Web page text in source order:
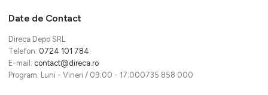
Date de Contact
Direca Depo SRL
Telefon: 0724 101 784
E-mail: contact@direca.ro
Program: Luni - Vineri / 09:00 - 17:000735 858 000